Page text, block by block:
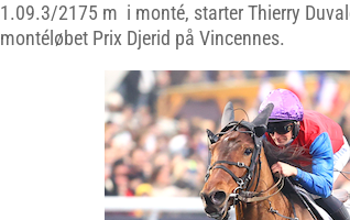
1.09.3/2175 m i monté, starter Thierry
montéløbet Prix Djerid på Vincennes.